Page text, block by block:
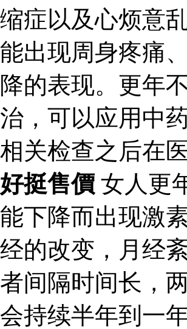
缩症以及心烦意
能出现周身疼痛
降的表现。更年
治，可以应用中
相关检查之后在
好挺售價 女人更
能下降而出现激
经的改变，月经
者间隔时间长，
会持续半年到一